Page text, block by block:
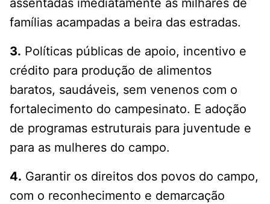
assentadas imediatamente as milhares de
famílias acampadas a beira das estradas.
3. Políticas públicas de apoio, incentivo e
crédito para produção de alimentos
baratos, saudáveis, sem venenos com o
fortalecimento do campesinato. E adoção
de programas estruturais para juventude e
para as mulheres do campo.
4. Garantir os direitos dos povos do campo,
com o reconhecimento e demarcação